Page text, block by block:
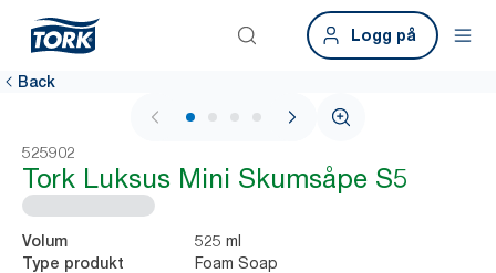
Logg på
Back
1 / 4
525902
Tork Luksus Mini Skumsåpe S5
Volum 525 ml
Type produkt Foam Soap